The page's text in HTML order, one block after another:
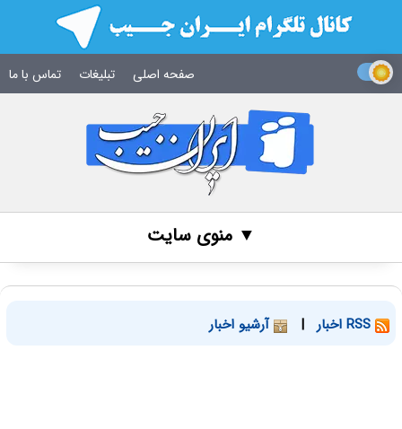
صفحه اصلی تبلیغات تماس با ما
▼ منوی سایت
| آرشیو اخبار